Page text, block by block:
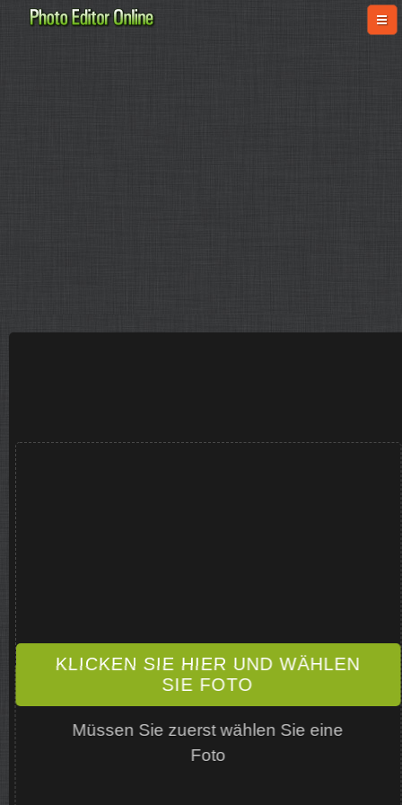
KLICKEN SIE HIER UND WÄHLEN
SIE FOTO
Müssen Sie zuerst wählen Sie eine
Foto